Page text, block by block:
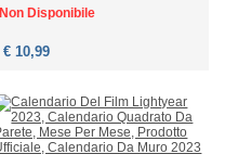
Non Disponibile
€ 10,99